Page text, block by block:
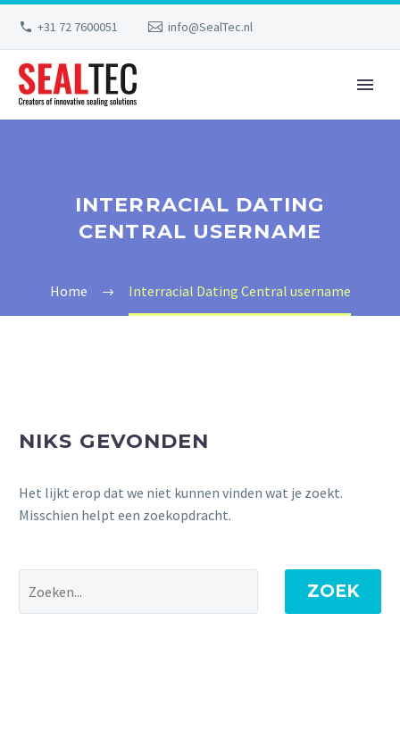
+31 72 7600051 info@SealTec.nl
INTERRACIAL DATING
CENTRAL USERNAME
Home Interracial Dating Central username
NIKS GEVONDEN
Het lijkt erop dat we niet kunnen vinden wat je zoekt.
Misschien helpt een zoekopdracht.
ZOEK